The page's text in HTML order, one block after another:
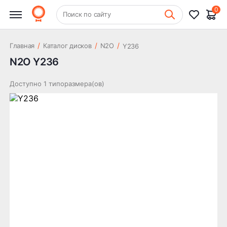
+7 (831) 261-35-35 Шиномонтаж
Поиск по сайту
0
Главная / Каталог дисков / N2O / Y236
N2O Y236
Доступно 1 типоразмера(ов)